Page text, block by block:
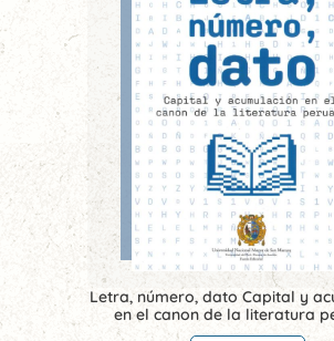
Letra, número, dato Capital y
en el canon de la literatura